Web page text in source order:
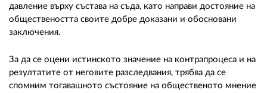
давление върху състава на съда, като направи достояние на
обществеността своите добре доказани и обосновани
заключения.
За да се оцени истинското значение на контрапроцеса и на
резултатите от неговите разследвания, трябва да се
спомним тогавашното състояние на общественото мнение